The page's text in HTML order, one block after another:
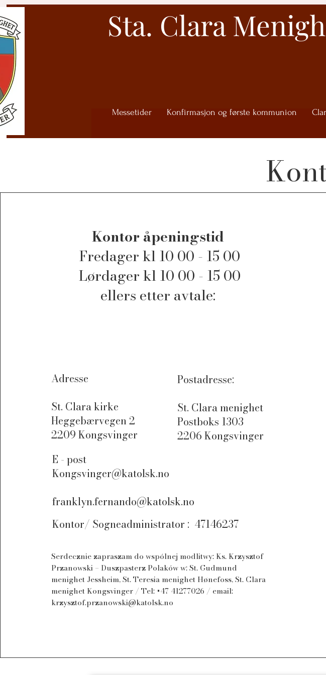
Sta. Clara
Messetider Konfirmasjon og første kommunion
Kontor åpeningstid
Fredager kl 10 00 - 15 00
Lørdager kl 10 00 - 15 00
ellers etter avtale:
Adresse
St. Clara kirke
Heggebærvegen 2
2209 Kongsvinger
Postadresse:
St. Clara menighet
Postboks 1303
2206 Kongsvinger
E - post
Kongsvinger@katolsk.no
franklyn.fernando@katolsk.no
Kontor/ Sogneadministrator : 47146237
Serdecznie zapraszam do wspólnej modlitwy: Ks. Krzysztof
Przanowski – Duszpasterz Polaków w: St. Gudmund
menighet Jessheim, St. Teresia menighet Hønefoss, St. Clara
menighet Kongsvinger / Tel: +47 41277026 / email:
krzysztof.przanowski@katolsk.no